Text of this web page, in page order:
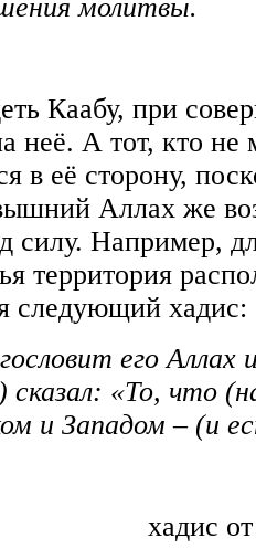
молитвы.
Каабу, при
неё. А тот, кто не
в её сторону,
Аллах же
силу. Например,
территория
следующий хадис:
его Аллах
«То, что
и Западом – (и
хадис